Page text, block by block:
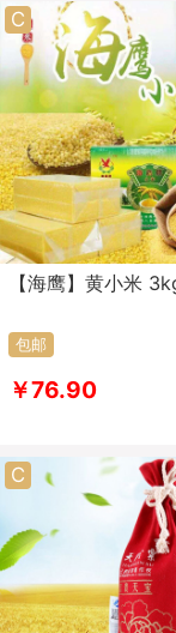
C
【海鹰】黄小米
包邮
￥76.90
C